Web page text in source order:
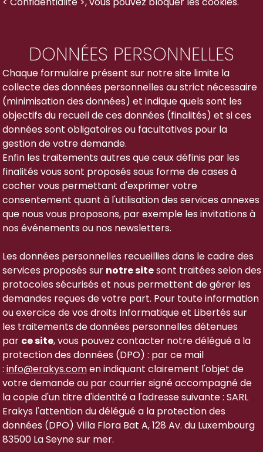
DONNÉES PERSONNELLES
Chaque formulaire présent sur notre site limite la
collecte des données personnelles au strict nécessaire
(minimisation des données) et indique quels sont les
objectifs du recueil de ces données (finalités) et si ces
données sont obligatoires ou facultatives pour la
gestion de votre demande.
Enfin les traitements autres que ceux définis par les
finalités vous sont proposés sous forme de cases à
cocher vous permettant d'exprimer votre
consentement quant à l'utilisation des services annexes
que nous vous proposons, par exemple les invitations à
nos événements ou nos newsletters.
Les données personnelles recueillies dans le cadre des
services proposés sur notre sitesont traitées selon des
protocoles sécurisés et nous permettent de gérer les
demandes reçues de votre part. Pour toute information
ou exercice de vos droits Informatique et Libertés sur
les traitements de données personnelles détenues
par ce site, vous pouvez contacter notre délégué a la
protection des données (DPO) : par ce mail
: info@erakys.comen indiquant clairement l'objet de
votre demande ou par courrier signé accompagné de
la copie d'un titre d'identité a l'adresse suivante : SARL
Erakys l'attention du délégué a la protection des
données (DPO) Villa Flora Bat A, 128 Av. du Luxembourg
83500 La Seyne sur mer.